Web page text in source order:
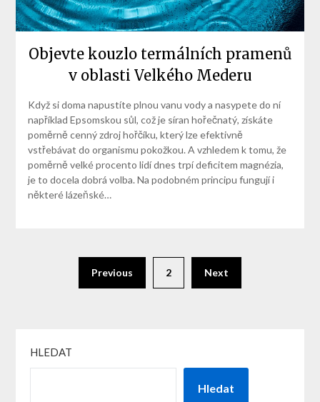
Objevte kouzlo termálních pramenů
v oblasti Velkého Mederu
Když si doma napustíte plnou vanu vody a nasypete do ní
například Epsomskou sůl, což je síran hořečnatý, získáte
poměrně cenný zdroj hořčíku, který lze efektivně
vstřebávat do organismu pokožkou. A vzhledem k tomu, že
poměrně velké procento lidí dnes trpí deficitem magnézia,
je to docela dobrá volba. Na podobném principu fungují i
některé lázeňské…
Previous 2 Next
HLEDAT
Hledat